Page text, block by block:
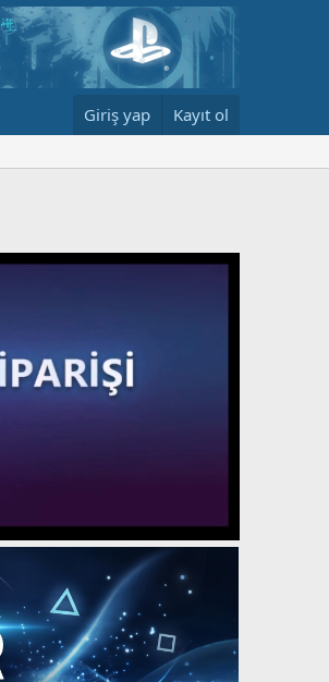
Giriş yap Kayıt ol